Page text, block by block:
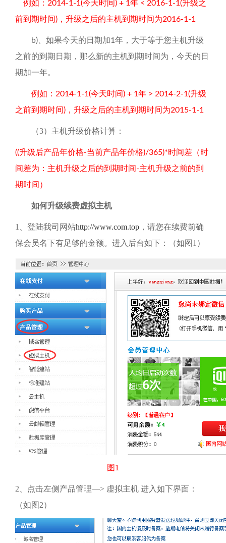
例如： 2014-1-1(今天时间) + 1 年 < 2016-1-1(升级之
前到期时间) ，升级之后的主机到期时间为2016-1-1
b) 、如果今天的日期加1 年，大于等于您主机升级
之前的到期日期，那么新的主机到期时间为，今天的日
期加一年。
例如： 2014-1-1(今天时间) + 1 年 > 2014-2-1(升级
之前到期时间) ，升级之后的主机到期时间为2015-1-1
（3） 主机升级价格计算：
((升级后产品年价格-当前产品年价格)/365)*时间差（时
间差为：主机升级之后的到期时间-主机升级之前的到
期时间）
如何升级续费虚拟主机
1、 登陆我司网站http://www.com.top ，请您在续费前确
保会员名下有足够的金额。进入后台如下：（如图 1 ）
图1
2、 点击左侧产品管理—> 虚拟主机 进入如下界面：
（如图 2）